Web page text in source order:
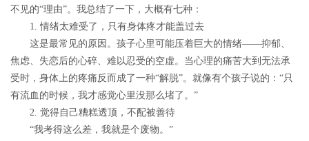
不见的“理由”。我总结了一下，大概有七种：
1. 情绪太难受了，只有身体疼才能盖过去
这是最常见的原因。孩子心里可能压着巨大的情绪——抑郁、
焦虑、失恋后的心碎、难以忍受的空虚。当心理的痛苦大到无法承
受时，身体上的疼痛反而成了一种“解脱”。就像有个孩子说的：“只
有流血的时候，我才感觉心里没那么堵了。”
2. 觉得自己糟糕透顶，不配被善待
“我考得这么差，我就是个废物。”